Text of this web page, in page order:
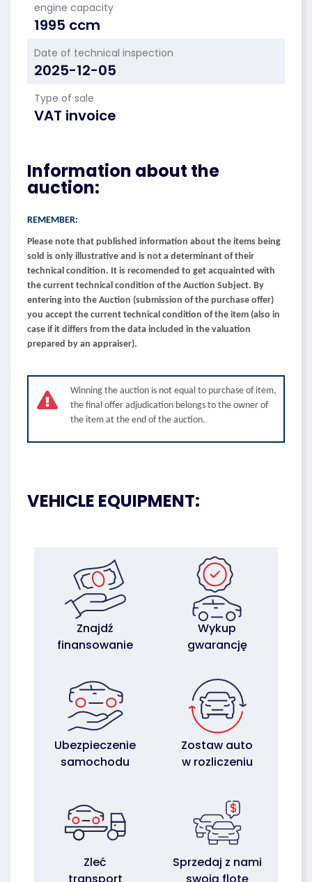
engine capacity
1995 ccm
Date of technical inspection
2025-12-05
Type of sale
VAT invoice
Information about the
auction:
REMEMBER:
Please note that published information about the items being
sold is only illustrative and is not a determinant of their
technical condition. It is recomended to get acquainted with
the current technical condition of the Auction Subject. By
entering into the Auction (submission of the purchase offer)
you accept the current technical condition of the item (also in
case if it differs from the data included in the valuation
prepared by an appraiser).
Winning the auction is not equal to purchase of item,
the final offer adjudication belongs to the owner of
the item at the end of the auction.
VEHICLE EQUIPMENT:
Znajdź
finansowanie
Wykup
gwarancję
Ubezpieczenie
samochodu
Zostaw auto
w rozliczeniu
Zleć
Sprzedaj z nami